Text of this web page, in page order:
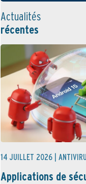
Actualités
récentes
14 JUILLET 2026 |
Applications de